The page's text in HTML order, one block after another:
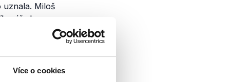
Více o cookies
uznala. Miloš
úřadu pro
firmou Huawei, s
lze tvrdit, že